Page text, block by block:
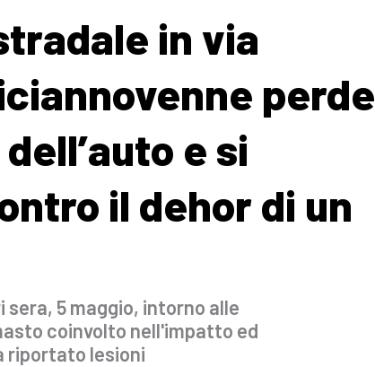
in via
perde
e si
il dehor di un
5 maggio, intorno alle
coinvolto nell'impatto ed
riportato lesioni